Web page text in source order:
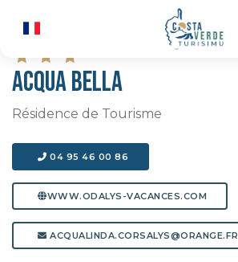
ACQUA BELLA
Résidence de Tourisme
04 95 46 00 86
WWW.ODALYS-VACANCES.COM
ACQUALINDA.CORSALYS@ORANGE.FR